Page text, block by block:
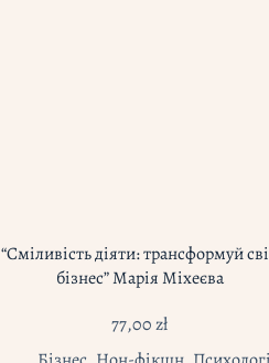
“Сміливість діяти: трансформуй
бізнес” Марія Міхеєва
77,00zł